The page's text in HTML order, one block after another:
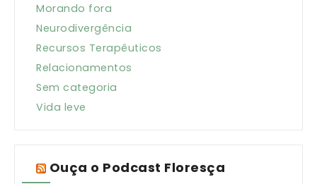
Morando fora
Neurodivergência
Recursos Terapêuticos
Relacionamentos
Sem categoria
Vida leve
Ouça o Podcast Floresça